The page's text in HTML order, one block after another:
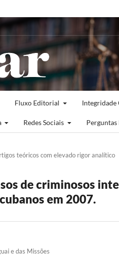
Fluxo Editorial Integridade
Redes Sociais Perguntas
teóricos com elevado rigor analítico
de criminosos
em 2007.
e das Missões